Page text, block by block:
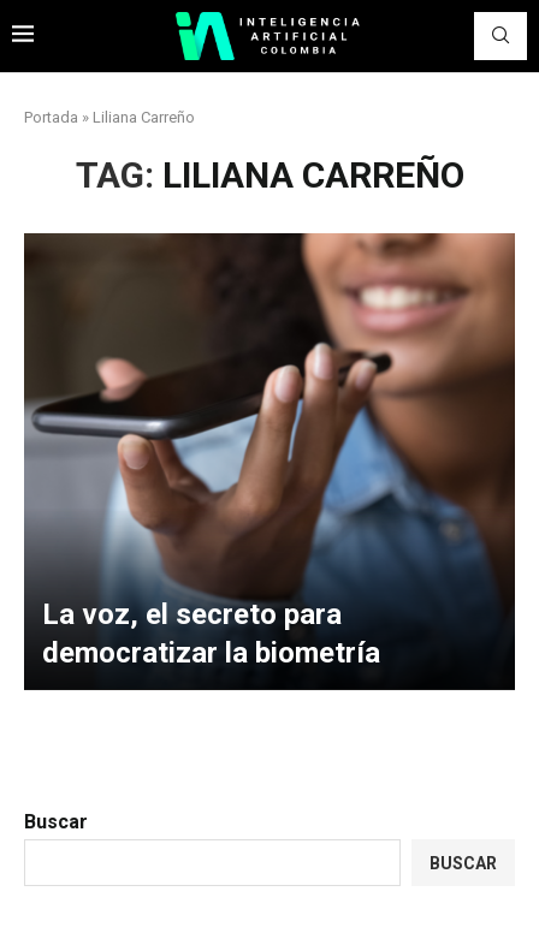
Portada » Liliana Carreño
TAG: LILIANA CARREÑO
La voz, el secreto para
democratizar la biometría
Buscar
BUSCAR